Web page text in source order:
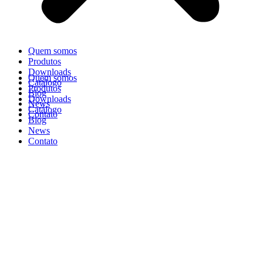
Quem somos
Produtos
Downloads
Catálogo
Blog
News
Contato
Quem somos
Produtos
Downloads
Catálogo
Blog
News
Contato